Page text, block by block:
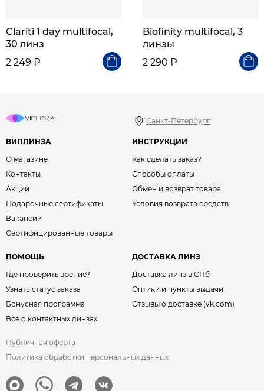
Clariti 1 day multifocal,
30 линз
2 249 ₽
Biofinity multifocal, 3
линзы
2 290 ₽
Санкт-Петербург
ВИПЛИНЗА
О магазине
Контакты
Акции
Подарочные сертификаты
Вакансии
Сертифицированные товары
ИНСТРУКЦИИ
Как сделать заказ?
Способы оплаты
Обмен и возврат товара
Условия возврата средств
ПОМОЩЬ
Где проверить зрение?
Узнать статус заказа
Бонусная программа
Все о контактных линзах
ДОСТАВКА ЛИНЗ
Доставка линз в СПб
Оптики и пункты выдачи
Отзывы о доставке (vk.com)
Публичная оферта
Политика обработки персональных данных